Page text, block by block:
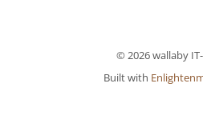
© 2026 wallaby
Built with